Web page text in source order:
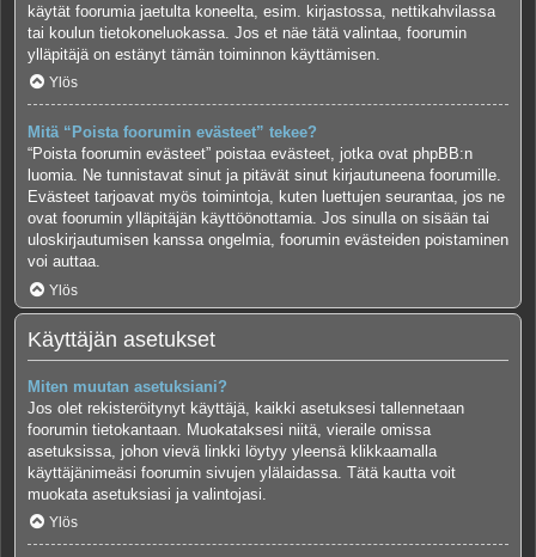
käytät foorumia jaetulta koneelta, esim. kirjastossa, nettikahvilassa
tai koulun tietokoneluokassa. Jos et näe tätä valintaa, foorumin
ylläpitäjä on estänyt tämän toiminnon käyttämisen.
Ylös
Mitä “Poista foorumin evästeet” tekee?
“Poista foorumin evästeet” poistaa evästeet, jotka ovat phpBB:n
luomia. Ne tunnistavat sinut ja pitävät sinut kirjautuneena foorumille.
Evästeet tarjoavat myös toimintoja, kuten luettujen seurantaa, jos ne
ovat foorumin ylläpitäjän käyttöönottamia. Jos sinulla on sisään tai
uloskirjautumisen kanssa ongelmia, foorumin evästeiden poistaminen
voi auttaa.
Ylös
Käyttäjän asetukset
Miten muutan asetuksiani?
Jos olet rekisteröitynyt käyttäjä, kaikki asetuksesi tallennetaan
foorumin tietokantaan. Muokataksesi niitä, vieraile omissa
asetuksissa, johon vievä linkki löytyy yleensä klikkaamalla
käyttäjänimeäsi foorumin sivujen ylälaidassa. Tätä kautta voit
muokata asetuksiasi ja valintojasi.
Ylös